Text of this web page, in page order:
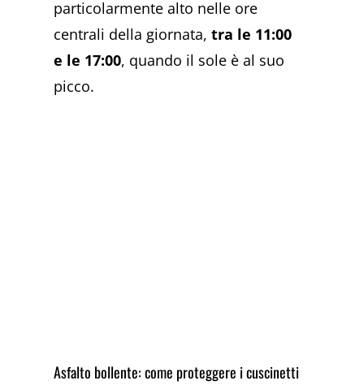
particolarmente alto nelle ore
centrali della giornata,tra le 11:00
e le 17:00, quando il sole è al suo
picco.
Asfalto bollente: come proteggere i cuscinetti